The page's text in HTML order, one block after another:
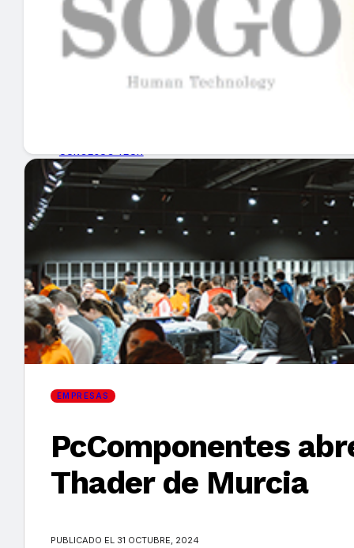
INICIO
EMPRESAS
GUÍA DE COMPRA
MERCADOS Y TENDENCIAS
EVENTOS
HEMEROTECA
Encuentra tu noticia
×
EMPRESAS
PcComponentes
Thader de Murcia
PUBLICADO EL 31 OCTUBRE, 2024